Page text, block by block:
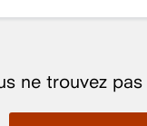
ne trouvez